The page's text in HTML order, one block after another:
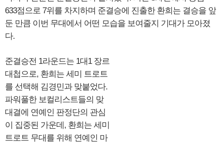
633점으로 7위를 차지하며 준결승에 진출한 환희는 결승을 앞
둔 만큼 이번 무대에서 어떤 모습을 보여줄지 기대가 모아졌
다.
준결승전 1라운드는 1대1 장르
대첩으로, 환희는 세미 트로트
를 선택해 김경민과 맞붙었다.
파워풀한 보컬리스트들의 맞
대결에 연예인 판정단의 관심
이 집중된 가운데, 환희는 세미
트로트 무대를 위해 연예인 마